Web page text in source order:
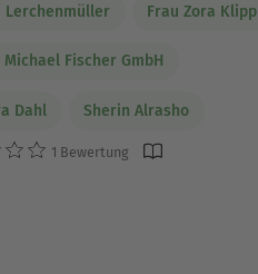
Lerchenmüller Frau Zora Klipp
Fischer GmbH
Dahl Sherin Alrasho
1 Bewertung